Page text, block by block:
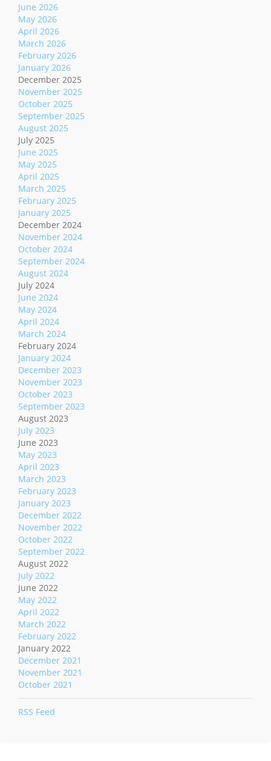
June 2026
May 2026
April 2026
March 2026
February 2026
January 2026
December 2025
November 2025
October 2025
September 2025
August 2025
July 2025
June 2025
May 2025
April 2025
March 2025
February 2025
January 2025
December 2024
November 2024
October 2024
September 2024
August 2024
July 2024
June 2024
May 2024
April 2024
March 2024
February 2024
January 2024
December 2023
November 2023
October 2023
September 2023
August 2023
July 2023
June 2023
May 2023
April 2023
March 2023
February 2023
January 2023
December 2022
November 2022
October 2022
September 2022
August 2022
July 2022
June 2022
May 2022
April 2022
March 2022
February 2022
January 2022
December 2021
November 2021
October 2021
RSS Feed